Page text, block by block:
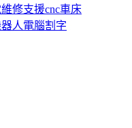
修支援cnc車床
人電腦割字